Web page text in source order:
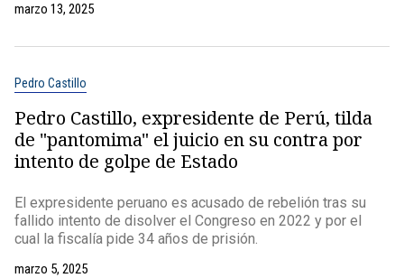
marzo 13, 2025
Pedro Castillo
Pedro Castillo, expresidente de Perú, tilda
de "pantomima" el juicio en su contra por
intento de golpe de Estado
El expresidente peruano es acusado de rebelión tras su
fallido intento de disolver el Congreso en 2022 y por el
cual la fiscalía pide 34 años de prisión.
marzo 5, 2025